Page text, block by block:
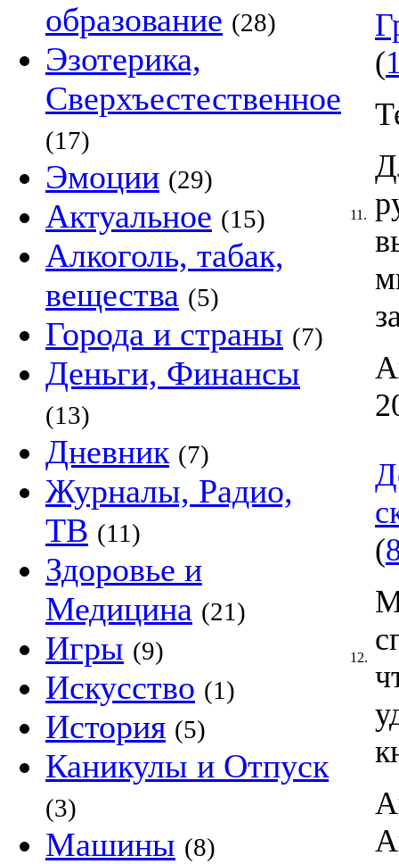
образование (28)
Эзотерика,
Сверхъестественное
(17)
Эмоции (29)
Актуальное (15)
Алкоголь, табак,
вещества (5)
Города и страны (7)
Деньги, Финансы
(13)
Дневник (7)
Журналы, Радио,
ТВ (11)
Здоровье и
Медицина (21)
Игры (9)
Искусство (1)
История (5)
Каникулы и Отпуск
(3)
Машины (8)
11.
(
12.
(